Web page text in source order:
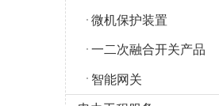
微机保护装置
一二次融合开关产品
智能网关